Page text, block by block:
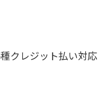
クレジット払い対応